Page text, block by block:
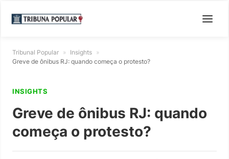
Tribunal Popular » Insights »
Greve de ônibus RJ: quando começa o protesto?
INSIGHTS
Greve de ônibus RJ: quando
começa o protesto?